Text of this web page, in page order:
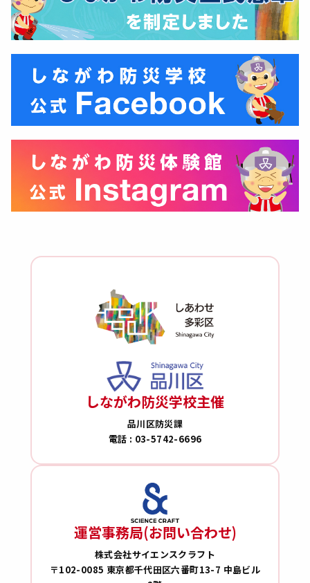
しながわ防災学校主催
品川区防災課
電話 : 03-5742-6696
運営事務局(お問い合わせ)
株式会社サイエンスクラフト
〒102-0085 東京都千代田区六番町13-7 中島ビル